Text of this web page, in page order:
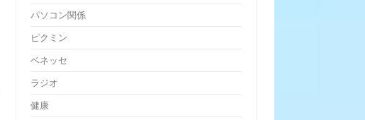
パソコン関係
ピクミン
ベネッセ
ラジオ
健康